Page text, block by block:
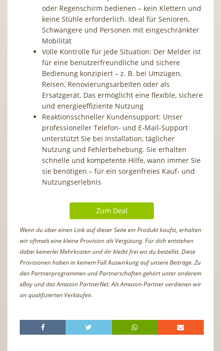
oder Regenschirm bedienen – kein Klettern und
keine Stühle erforderlich. Ideal für Senioren,
Schwangere und Personen mit eingeschränkter
Mobilität
Volle Kontrolle für jede Situation: Der Melder ist
für eine benutzerfreundliche und sichere
Bedienung konzipiert – z. B. bei Umzügen,
Reisen, Renovierungsarbeiten oder als
Ersatzgerät. Das ermöglicht eine flexible, sichere
und energieeffiziente Nutzung
Reaktionsschneller Kundensupport: Unser
professioneller Telefon- und E-Mail-Support
unterstützt Sie bei Installation, täglicher
Nutzung und Fehlerbehebung. Sie erhalten
schnelle und kompetente Hilfe, wann immer Sie
sie benötigen – für ein sorgenfreies Kauf- und
Nutzungserlebnis
Zum Deal
Wenn du über einen Link auf dieser Seite ein Produkt kaufst, erhalten
wir oftmals eine kleine Provision als Vergütung. Für dich entstehen
dabei keinerlei Mehrkosten und dir bleibt frei wo du bestellst. Diese
Provisionen haben in keinem Fall Auswirkung auf unsere Beiträge. Zu
den Partnerprogrammen und Partnerschaften gehört unter anderem
eBay und das Amazon PartnerNet. Als Amazon-Partner verdienen wir
an qualifizierten Verkäufen.